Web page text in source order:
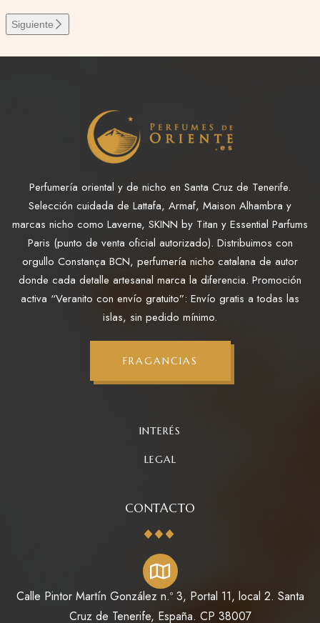
Siguiente
Perfumería oriental y de nicho en Santa Cruz de Tenerife.
Selección cuidada de Lattafa, Armaf, Maison Alhambra y
marcas nicho como Laverne, SKINN by Titan y Essential Parfums
Paris (punto de venta oficial autorizado). Distribuimos con
orgullo Constança BCN, perfumería nicho catalana de autor
donde cada detalle artesanal marca la diferencia. Promoción
activa “Veranito con envío gratuito”: Envío gratis a todas las
islas, sin pedido mínimo.
FRAGANCIAS
INTERÉS
LEGAL
CONTACTO
Calle Pintor Martín González n.º 3, Portal 11, local 2. Santa
Cruz de Tenerife, España. CP 38007